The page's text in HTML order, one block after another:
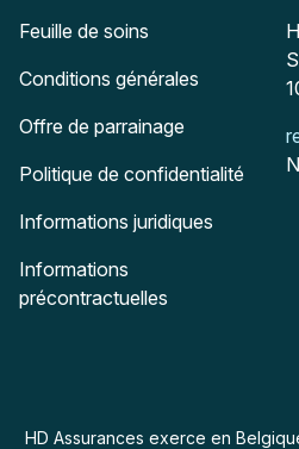
Feuille de soins
Conditions générales
Offre de parrainage
Politique de confidentialité
Informations juridiques
Informations
précontractuelles
HD Assurances exerce en